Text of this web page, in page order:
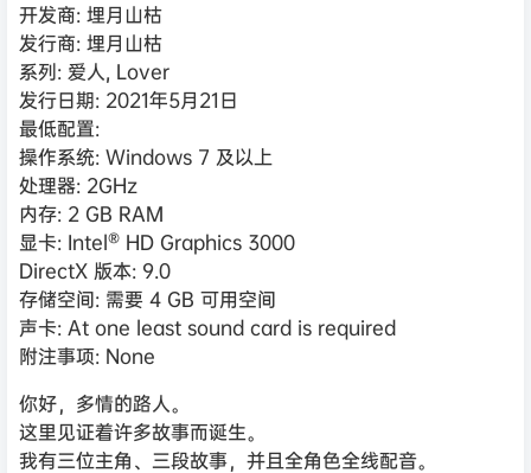
开发商: 埋月山枯
发行商: 埋月山枯
系列: 爱人, Lover
发行日期: 2021年5月21日
最低配置:
操作系统: Windows 7 及以上
处理器: 2GHz
内存: 2 GB RAM
显卡: Intel® HD Graphics 3000
DirectX 版本: 9.0
存储空间: 需要 4 GB 可用空间
声卡: At one least sound card is required
附注事项: None
你好，多情的路人。
这里见证着许多故事而诞生。
我有三位主角、三段故事，并且全角色全线配音。